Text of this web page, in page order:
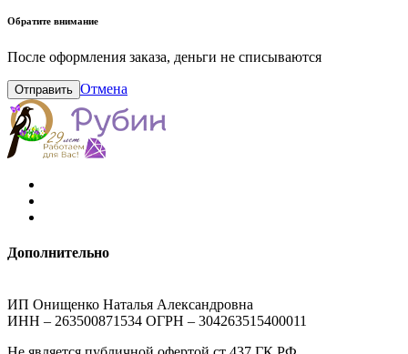
Обратите внимание
После оформления заказа, деньги не списываются
Отправить Отмена
Дополнительно
ИП Онищенко Наталья Александровна
ИНН – 263500871534 ОГРН – 304263515400011